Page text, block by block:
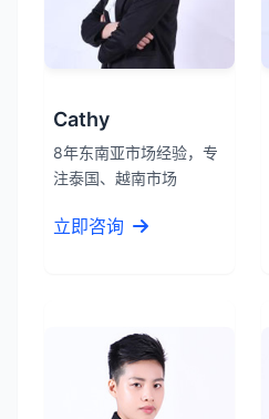
Cathy
8年东南亚市场经验，专
注泰国、越南市场
立即咨询